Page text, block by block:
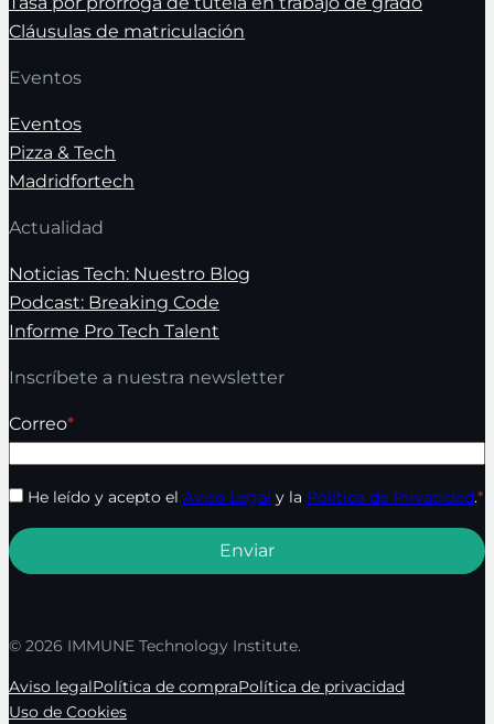
Cláusulas de matriculación
Eventos
Eventos
Pizza & Tech
Madridfortech
Actualidad
Noticias Tech: Nuestro Blog
Podcast: Breaking Code
Informe Pro Tech Talent
Inscríbete a nuestra newsletter
Correo*
He leído y acepto el Aviso Legal y la Política de Privacidad.*
© 2026 IMMUNE Technology Institute.
Aviso legalPolítica de compraPolítica de privacidad
Uso de Cookies